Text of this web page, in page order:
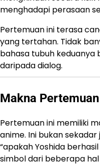
menghadapi perasaan
Pertemuan ini terasa
yang tertahan. Tidak
bahasa tubuh
daripada dialog.
Makna
Pertemuan ini memiliki
anime. Ini bukan
“apakah Yoshida
simbol dari beberapa